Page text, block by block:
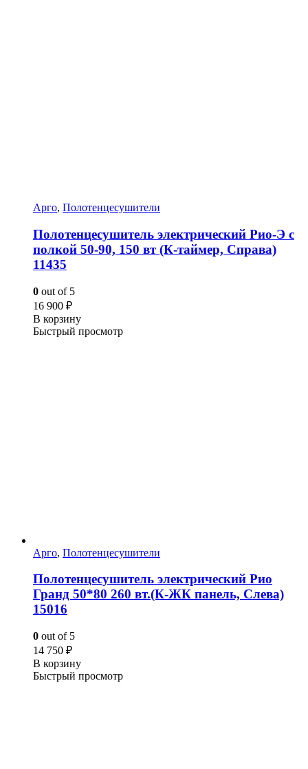
Арго, Полотенцесушители
Полотенцесушитель электрический Рио-Э с
полкой 50-90, 150 вт (К-таймер, Справа)
11435
0 out of 5
16 900 ₽
В корзину
Быстрый просмотр
Арго, Полотенцесушители
Полотенцесушитель электрический Рио
Гранд 50*80 260 вт.(К-ЖК панель, Слева)
15016
0 out of 5
14 750 ₽
В корзину
Быстрый просмотр